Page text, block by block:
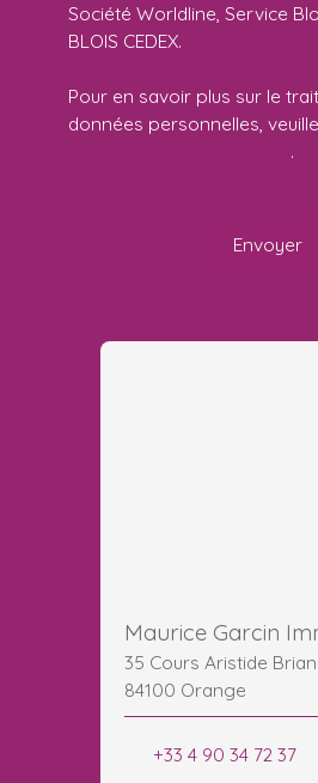
Société Worldline, Service
BLOIS CEDEX.
Pour en savoir plus sur le
données personnelles,
.
Envoyer
Maurice Garcin
35 Cours Aristide
84100 Orange
+33 4 90 34 72 37